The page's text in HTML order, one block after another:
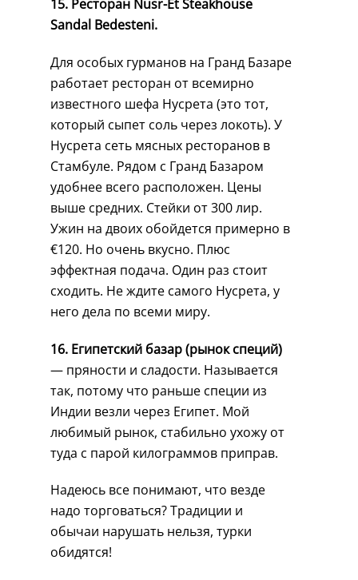
15. Ресторан Nusr-Et Steakhouse
Sandal Bedesteni.
Для особых гурманов на Гранд Базаре
работает ресторан от всемирно
известного шефа Нусрета (это тот,
который сыпет соль через локоть). У
Нусрета сеть мясных ресторанов в
Стамбуле. Рядом с Гранд Базаром
удобнее всего расположен. Цены
выше средних. Стейки от 300 лир.
Ужин на двоих обойдется примерно в
€120. Но очень вкусно. Плюс
эффектная подача. Один раз стоит
сходить. Не ждите самого Нусрета, у
него дела по всеми миру.
16. Египетский базар (рынок специй)
— пряности и сладости. Называется
так, потому что раньше специи из
Индии везли через Египет. Мой
любимый рынок, стабильно ухожу от
туда с парой килограммов приправ.
Надеюсь все понимают, что везде
надо торговаться? Традиции и
обычаи нарушать нельзя, турки
обидятся!